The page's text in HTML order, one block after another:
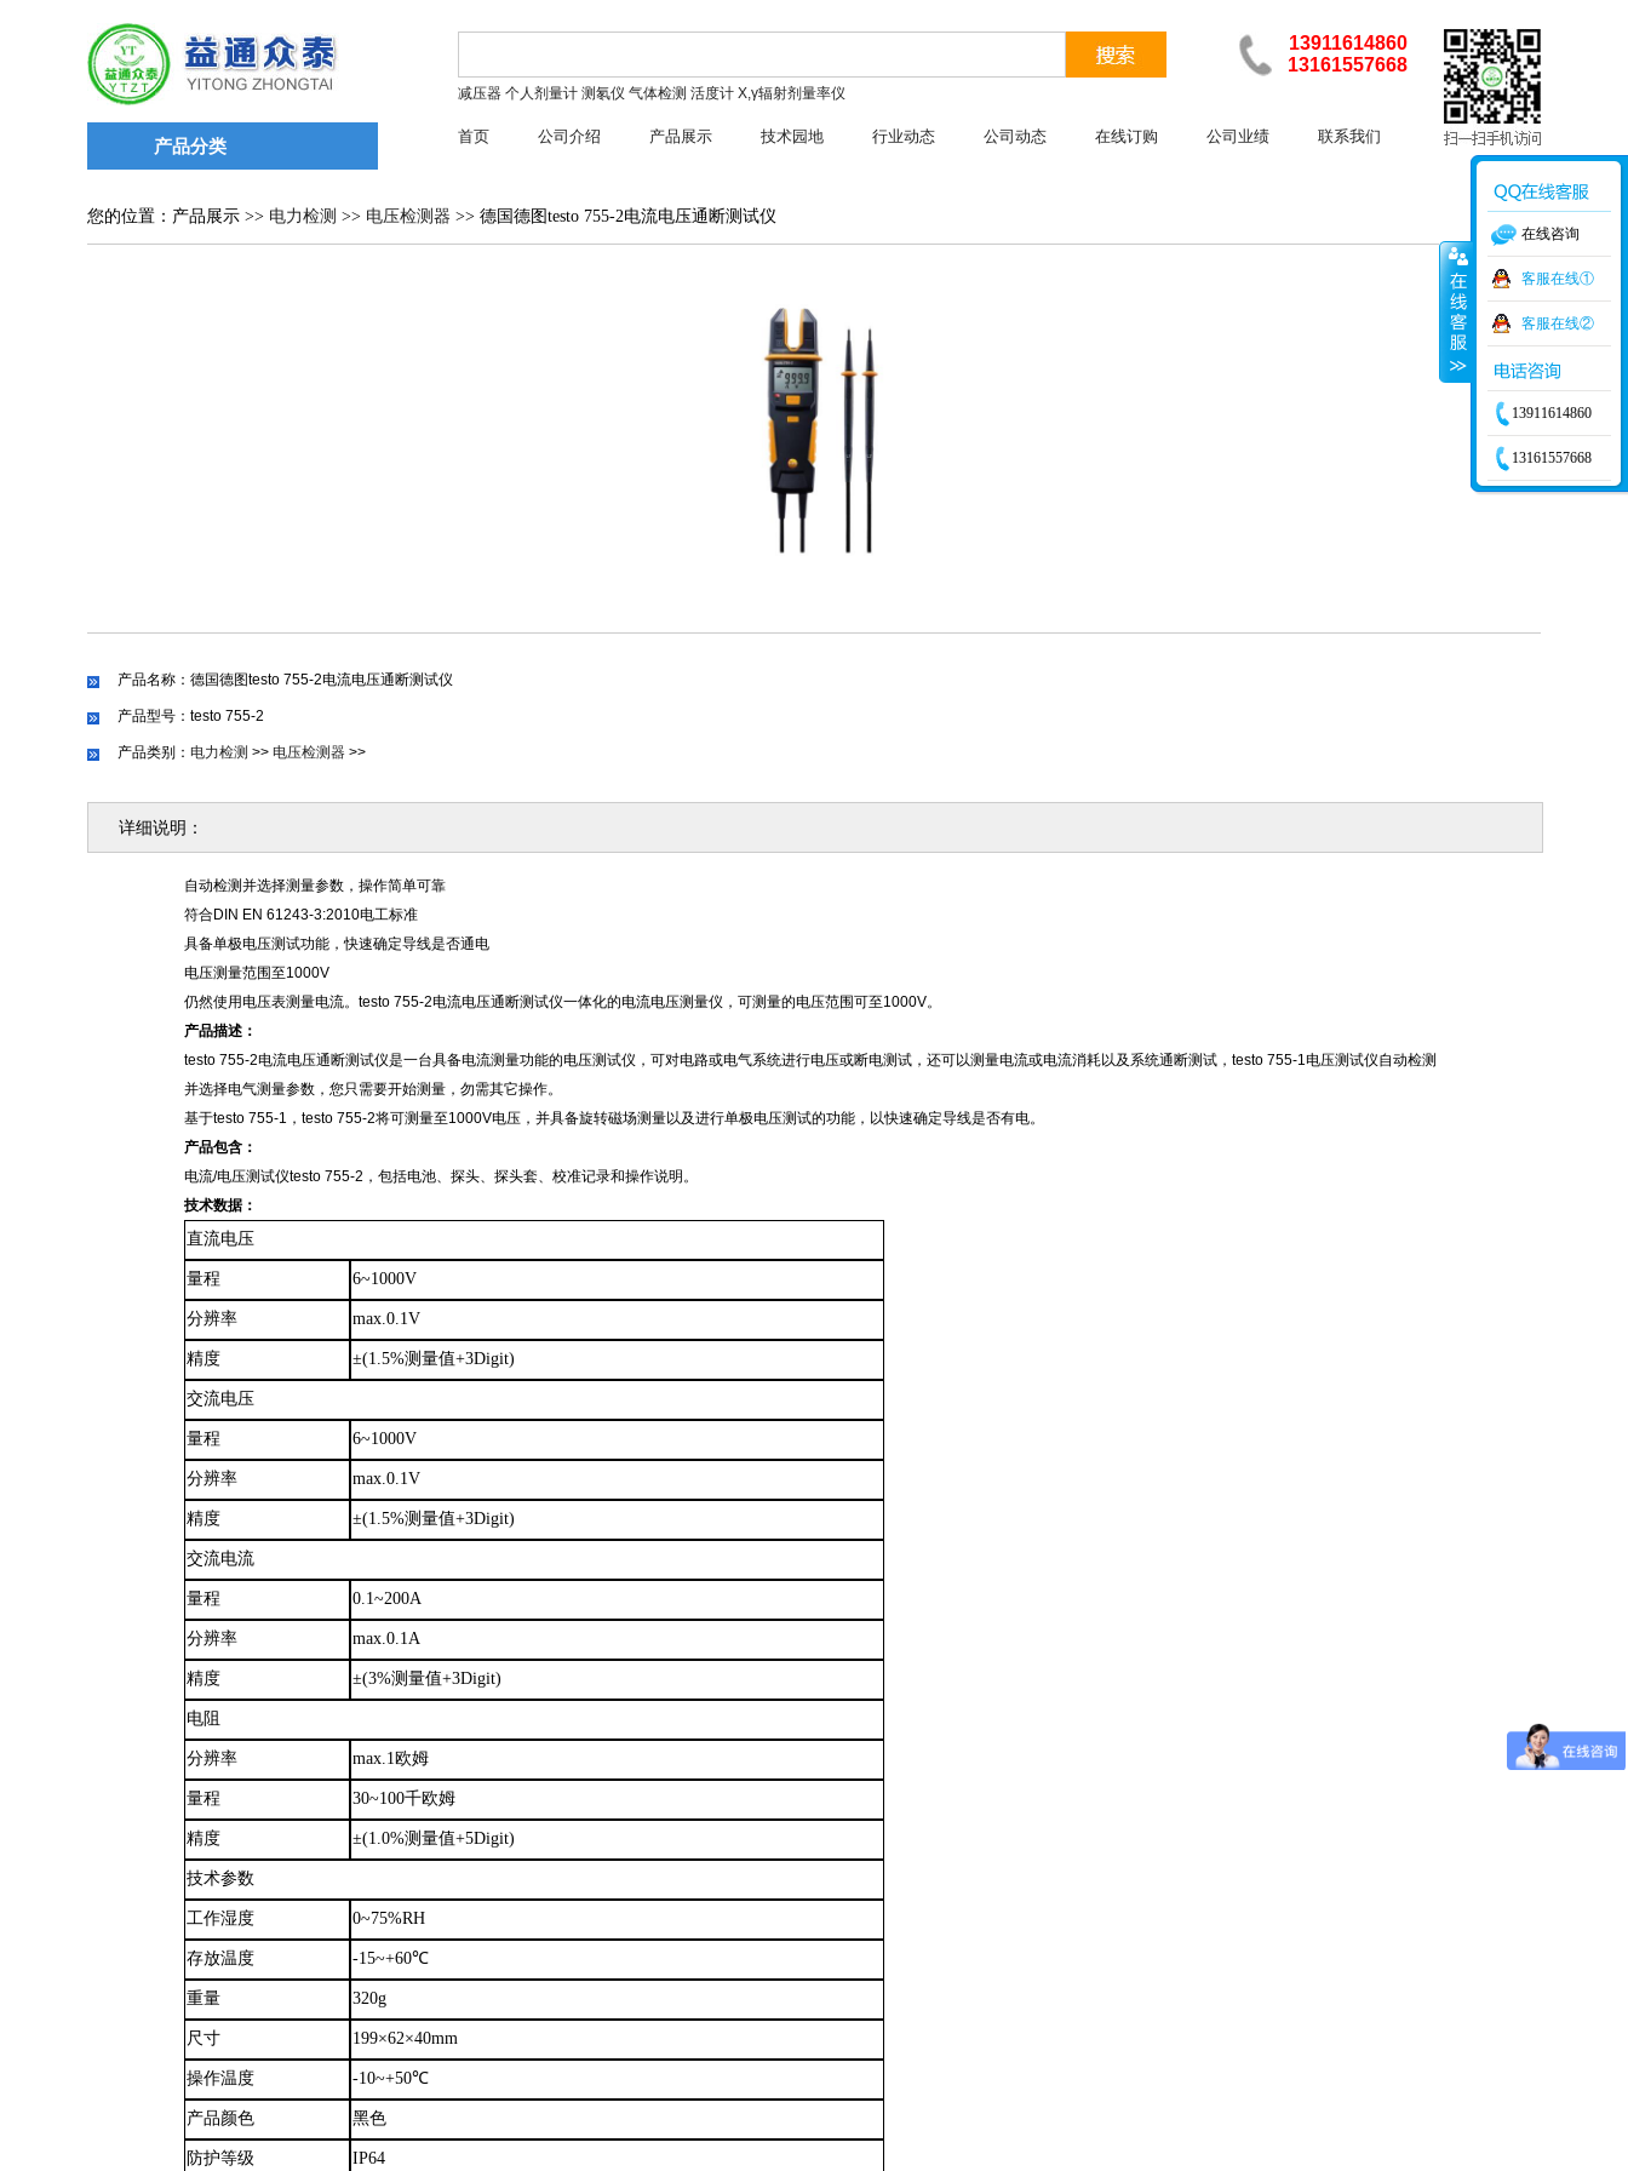
产品分类
13911614860
13161557668
减压器 个人剂量计 测氡仪 气体检测 活度计 X,γ辐射剂量率仪
首页 公司介绍 产品展示 技术园地 行业动态 公司动态 在线订购 公司业绩 联系我们
您的位置：产品展示 >> 电力检测 >> 电压检测器 >> 德国德图testo 755-2电流电压通断测试仪
产品名称：德国德图testo 755-2电流电压通断测试仪
产品型号：testo 755-2
产品类别： 电力检测 >> 电压检测器 >>
详细说明：
自动检测并选择测量参数，操作简单可靠
符合DIN EN 61243-3:2010电工标准
具备单极电压测试功能，快速确定导线是否通电
电压测量范围至1000V
仍然使用电压表测量电流。 testo 755-2电流电压通断测试仪一体化的电流电压测量仪，可测量的电压范围可至1000V。
产品描述 ：
testo 755-2电流电压通断测试仪是一台具备电流测量功能的电压测试仪，可对电路或电气系统进行电压或断电测试，还可以测量电流或电流消耗以及系统通断测试，testo 755-1电压测试仪自动检测
并选择电气测量参数，您只需要开始测量，勿需其它操作。
基于testo 755-1，testo 755-2将可测量至1000V电压，并具备旋转磁场测量以及进行单极电压测试的功能，以快速确定导线是否有电。
产品包含 ：
电流/电压测试仪testo 755-2，包括电池、探头、探头套、校准记录和操作说明。
技术数据 ：
直流电压
量程 6~1000V
分辨率 max.0.1V
精度 ±(1.5%测量值+3Digit)
交流电压
量程 6~1000V
分辨率 max.0.1V
精度 ±(1.5%测量值+3Digit)
交流电流
量程 0.1~200A
分辨率 max.0.1A
精度 ±(3%测量值+3Digit)
电阻
分辨率 max.1欧姆
量程 30~100千欧姆
精度 ±(1.0%测量值+5Digit)
技术参数
工作湿度 0~75%RH
存放温度 -15~+60℃
重量 320g
尺寸 199×62×40mm
操作温度 -10~+50℃
产品颜色 黑色
防护等级 IP64
在线咨询
客服在线①
客服在线②
13911614860
13161557668